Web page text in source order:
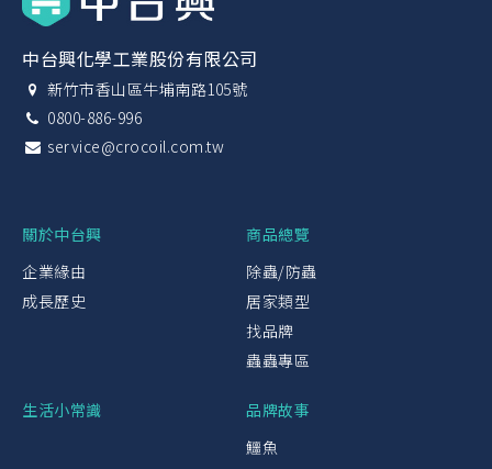
中台興化學工業股份有限公司
新竹市香山區牛埔南路105號
0800-886-996
service@crocoil.com.tw
關於中台興
企業緣由
成長歷史
商品總覽
除蟲/防蟲
居家類型
找品牌
蟲蟲專區
生活小常識
品牌故事
鱷魚